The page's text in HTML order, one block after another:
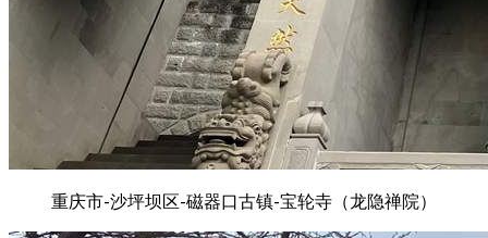
重庆市-沙坪坝区-磁器口古镇-宝轮寺（龙隐禅院）